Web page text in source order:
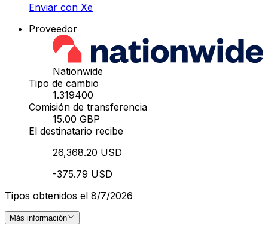
Enviar con Xe
Proveedor
Nationwide
Tipo de cambio
1.319400
Comisión de transferencia
15.00 GBP
El destinatario recibe
26,368.20 USD
-375.79 USD
Tipos obtenidos el 8/7/2026
Más información